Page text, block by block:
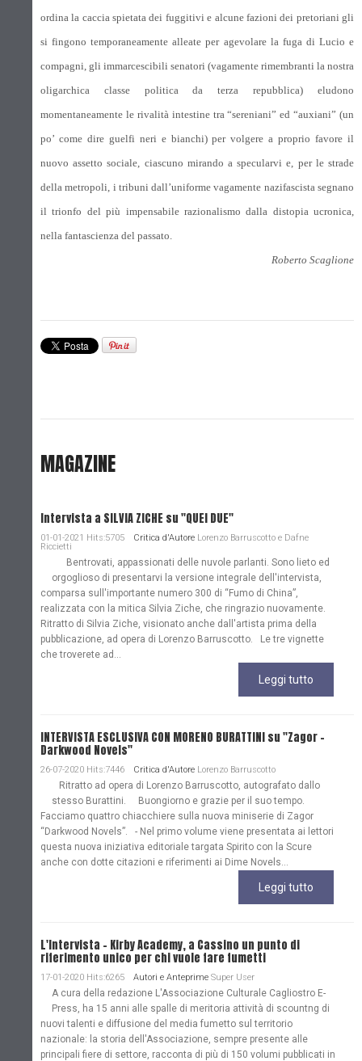
ordina la caccia spietata dei fuggitivi e alcune fazioni dei pretoriani gli
si fingono temporaneamente alleate per agevolare la fuga di Lucio e
compagni, gli immarcescibili senatori (vagamente rimembranti la nostra
oligarchica classe politica da terza repubblica) eludono
momentaneamente le rivalità intestine tra “sereniani” ed “auxiani” (un
po’ come dire guelfi neri e bianchi) per volgere a proprio favore il
nuovo assetto sociale, ciascuno mirando a specularvi e, per le strade
della metropoli, i tribuni dall’uniforme vagamente nazifascista segnano
il trionfo del più impensabile razionalismo dalla distopia ucronica,
nella fantascienza del passato.
Roberto Scaglione
MAGAZINE
Intervista a SILVIA ZICHE su "QUEI DUE"
01-01-2021 Hits:5705 Critica d'Autore Lorenzo Barruscotto e Dafne
Riccietti
Bentrovati, appassionati delle nuvole parlanti. Sono lieto ed
orgoglioso di presentarvi la versione integrale dell'intervista,
comparsa sull'importante numero 300 di “Fumo di China”,
realizzata con la mitica Silvia Ziche, che ringrazio nuovamente.
Ritratto di Silvia Ziche, visionato anche dall'artista prima della
pubblicazione, ad opera di Lorenzo Barruscotto. Le tre vignette
che troverete ad...
Leggi tutto
INTERVISTA ESCLUSIVA CON MORENO BURATTINI su "Zagor -
Darkwood Novels"
26-07-2020 Hits:7446 Critica d'Autore Lorenzo Barruscotto
Ritratto ad opera di Lorenzo Barruscotto, autografato dallo
stesso Burattini. Buongiorno e grazie per il suo tempo.
Facciamo quattro chiacchiere sulla nuova miniserie di Zagor
“Darkwood Novels”. - Nel primo volume viene presentata ai lettori
questa nuova iniziativa editoriale targata Spirito con la Scure
anche con dotte citazioni e riferimenti ai Dime Novels...
Leggi tutto
L'Intervista - Kirby Academy, a Cassino un punto di
riferimento unico per chi vuole fare fumetti
17-01-2020 Hits:6265 Autori e Anteprime Super User
A cura della redazione L'Associazione Culturale Cagliostro E-
Press, ha 15 anni alle spalle di meritoria attività di scountng di
nuovi talenti e diffusione del media fumetto sul territorio
nazionale: la storia dell'Associazione, sempre presente alle
principali fiere di settore, racconta di più di 150 volumi pubblicati in